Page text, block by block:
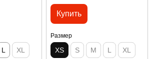
L XL
Купить
Размер
XS S M L XL